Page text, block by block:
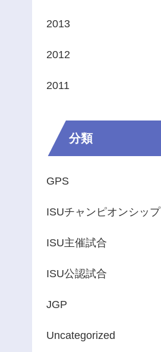
2013
2012
2011
分類
GPS
ISUチャンピオンシップ
ISU主催試合
ISU公認試合
JGP
Uncategorized